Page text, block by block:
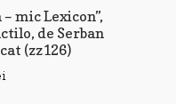
mic Lexicon”,
de Serban
(zz126)